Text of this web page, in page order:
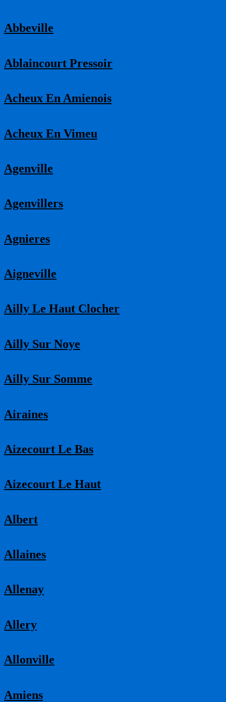
Abbeville
Ablaincourt Pressoir
Acheux En Amienois
Acheux En Vimeu
Agenville
Agenvillers
Agnieres
Aigneville
Ailly Le Haut Clocher
Ailly Sur Noye
Ailly Sur Somme
Airaines
Aizecourt Le Bas
Aizecourt Le Haut
Albert
Allaines
Allenay
Allery
Allonville
Amiens